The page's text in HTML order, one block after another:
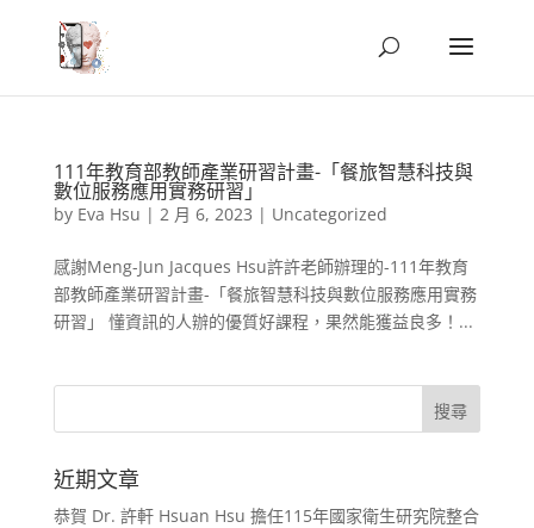
111年教育部教師產業研習計畫-「餐旅智慧科技與
數位服務應用實務研習」
by Eva Hsu | 2 月 6, 2023 | Uncategorized
感謝Meng-Jun Jacques Hsu許許老師辦理的-111年教育
部教師產業研習計畫-「餐旅智慧科技與數位服務應用實務
研習」 懂資訊的人辦的優質好課程，果然能獲益良多！...
近期文章
恭賀 Dr. 許軒 Hsuan Hsu 擔任115年國家衛生研究院整合